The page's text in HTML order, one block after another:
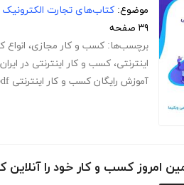
موضوع: کتاب‌های تجارت الکترونیک
۳۹ صفحه
برچسب‌ها: کسب و کار مجازی، انواع
اینترنتی، کسب و کار اینترنتی در ایران
آموزش رایگان کسب و کار اینترنتی pdf
امروز کسب و کار خود را آنلاین